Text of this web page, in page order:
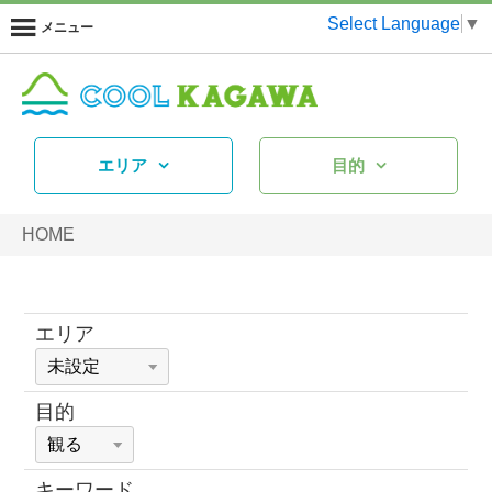
メニュー Select Language ▼
エリア 目的
HOME
エリア
目的